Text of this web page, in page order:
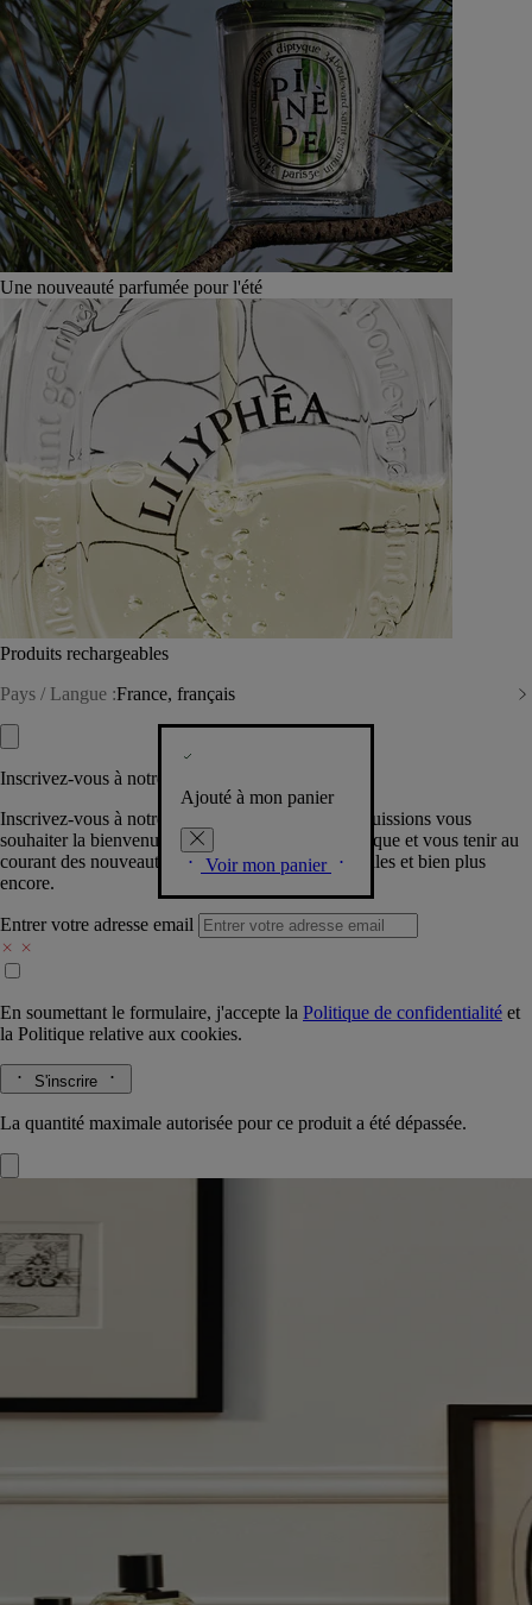
Une nouveauté parfumée pour l'été
Produits rechargeables
Pays / Langue :France, français
Ajouté à mon panier
Voir mon panier
Inscrivez-vous à notre Newsletter
Inscrivez-vous à notre newsletter pour que nous puissions vous
souhaiter la bienvenue dans la communauté Diptyque et vous tenir au
courant des nouveautés, événements, offres spéciales et bien plus
encore.
Entrer votre adresse email
En soumettant le formulaire, j'accepte la Politique de confidentialité et
la Politique relative aux cookies.
S'inscrire
La quantité maximale autorisée pour ce produit a été dépassée.